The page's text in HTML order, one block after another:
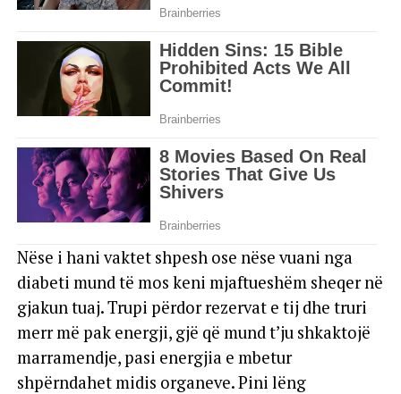
Nëse i hani vaktet shpesh ose nëse vuani nga
diabeti mund të mos keni mjaftueshëm sheqer në
gjakun tuaj. Trupi përdor rezervat e tij dhe truri
merr më pak energji, gjë që mund t’ju shkaktojë
marramendje, pasi energjia e mbetur
shpërndahet midis organeve. Pini lëng